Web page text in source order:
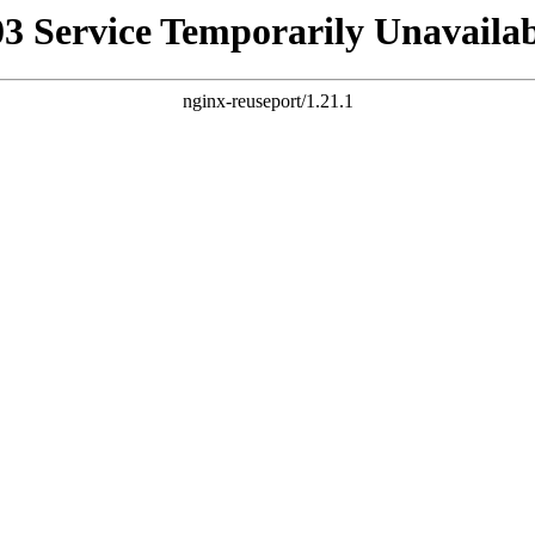
Service Temporarily
nginx-reuseport/1.21.1